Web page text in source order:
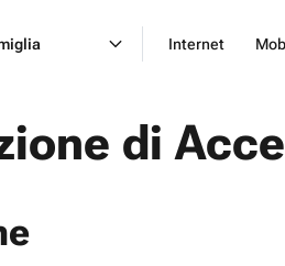
Internet
di